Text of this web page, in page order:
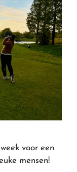
voor een
mensen!